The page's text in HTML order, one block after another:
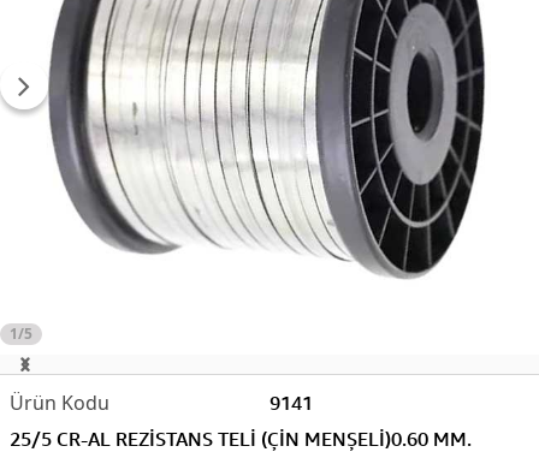
1/5
9141
25/5 CR-AL REZİSTANS TELİ (ÇİN MENŞELİ)0.60 MM.